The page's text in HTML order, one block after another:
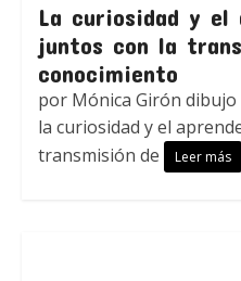
La curiosidad y el
juntos con la
conocimiento
por Mónica Girón dibujo
la curiosidad y el
transmisión de
Leer más